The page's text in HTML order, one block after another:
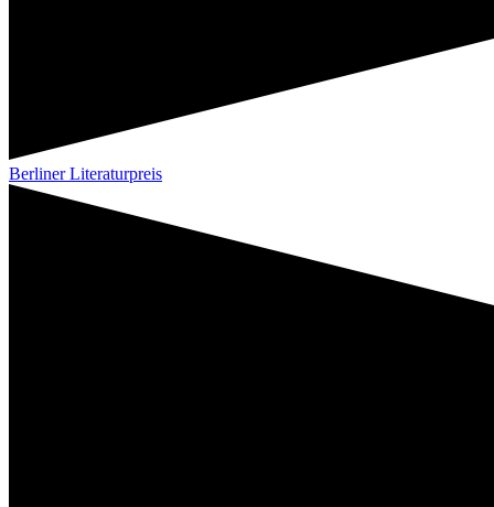
Berliner Literaturpreis